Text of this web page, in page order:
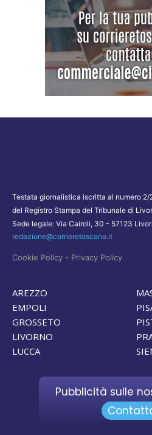
Testata giornalistica iscritta al numero 2/
del Registro Stampa del Tribunale di
Sede legale: Via Cairoli, 30 - 57123
redazione@corrieretoscano.it
Cookie Policy - Privacy Policy
AREZZO
EMPOLI
GROSSETO
LIVORNO
LUCCA
Pubblicità sulle